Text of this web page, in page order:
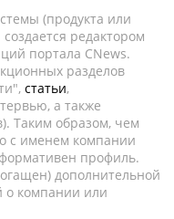
(продукта или
редактором
портала CNews.
разделов
статьи,
а также
Таким образом, чем
с именем компании
профиль.
дополнительной
о компании или